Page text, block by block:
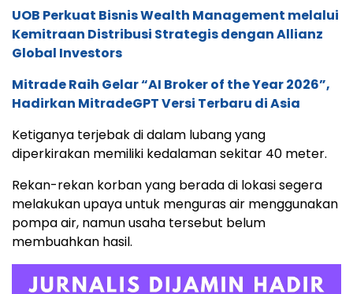
UOB Perkuat Bisnis Wealth Management melalui
Kemitraan Distribusi Strategis dengan Allianz
Global Investors
Mitrade Raih Gelar “AI Broker of the Year 2026”,
Hadirkan MitradeGPT Versi Terbaru di Asia
Ketiganya terjebak di dalam lubang yang
diperkirakan memiliki kedalaman sekitar 40 meter.
Rekan-rekan korban yang berada di lokasi segera
melakukan upaya untuk menguras air menggunakan
pompa air, namun usaha tersebut belum
membuahkan hasil.